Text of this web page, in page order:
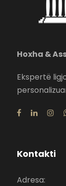
Hoxha &
Ekspertë
Kontakti
Adresa: